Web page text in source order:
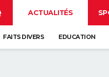
ACTUALITÉS
FAITS DIVERS EDUCATION